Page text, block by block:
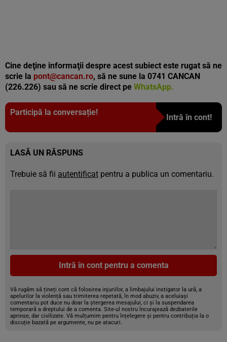
Cine deţine informaţii despre acest subiect este rugat să ne
scrie la pont@cancan.ro, să ne sune la 0741 CANCAN
(226.226) sau să ne scrie direct pe WhatsApp.
Participă la conversație!
Intră în cont!
LASĂ UN RĂSPUNS
Trebuie să fii autentificat pentru a publica un comentariu.
Intră în cont pentru a comenta
Vă rugăm să țineți cont că folosirea injuriilor, a limbajului instigator la ură, a
apelurilor la violență sau trimiterea repetată, în mod abuziv, a aceluiași
comentariu pot duce nu doar la ștergerea mesajului, ci și la suspendarea
temporară a dreptului de a comenta. Site-ul nostru încurajează dezbaterile
aprinse, dar civilizate. Vă mulțumim pentru înțelegere și pentru contribuția la o
discuție bazată pe argumente, nu pe atacuri.